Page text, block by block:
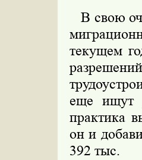
В свою
текущем
еще ищут
практика
он и
392 тыс.